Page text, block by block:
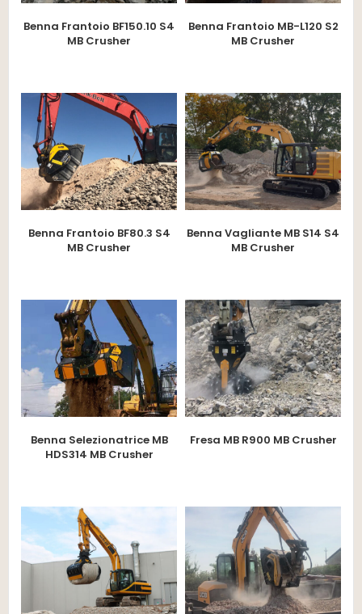
Benna Frantoio BF150.10 S4
MB Crusher
Benna Frantoio MB-L120 S2
MB Crusher
Benna Frantoio BF80.3 S4
MB Crusher
Benna Vagliante MB S14 S4
MB Crusher
Benna Selezionatrice MB
HDS314 MB Crusher
Fresa MB R900 MB Crusher